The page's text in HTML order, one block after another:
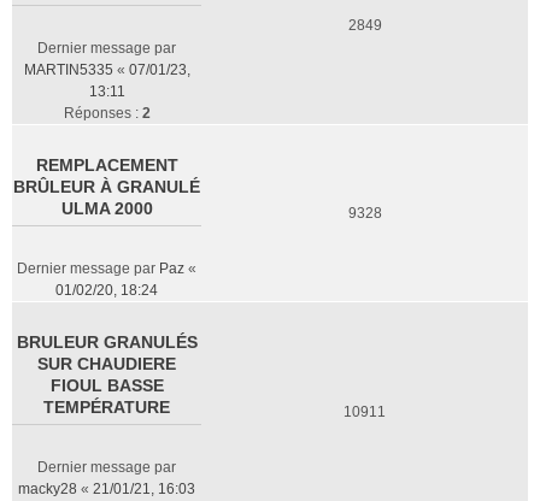
Dernier message par
MARTIN5335 « 07/01/23,
13:11
Réponses : 2
2849
REMPLACEMENT
BRÛLEUR À GRANULÉ
ULMA 2000
Dernier message par Paz «
01/02/20, 18:24
9328
BRULEUR GRANULÉS
SUR CHAUDIERE
FIOUL BASSE
TEMPÉRATURE
Dernier message par
macky28 « 21/01/21, 16:03
10911